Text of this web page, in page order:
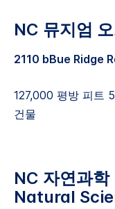
NC 뮤지엄
2110 bBue Ridge
127,000 평방 피트
건물
NC 자연과
Natural